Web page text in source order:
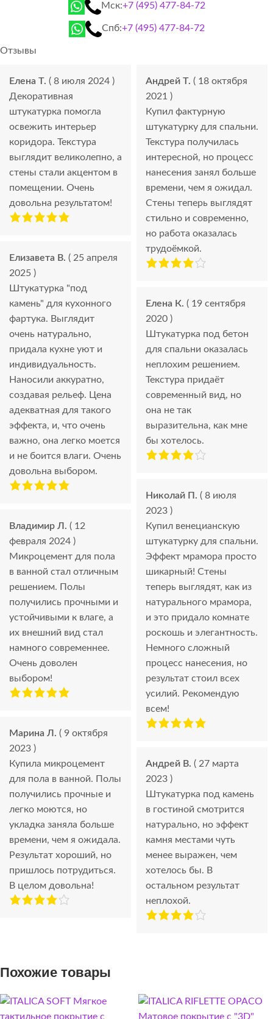
Мск:+7 (495) 477-84-72
Спб:+7 (495) 477-84-72
Отзывы
Елена Т. ( 8 июля 2024 )
Декоративная
штукатурка помогла
освежить интерьер
коридора. Текстура
выглядит великолепно, а
стены стали акцентом в
помещении. Очень
довольна результатом!
Елизавета В. ( 25 апреля
2025 )
Штукатурка "под
камень" для кухонного
фартука. Выглядит
очень натурально,
придала кухне уют и
индивидуальность.
Наносили аккуратно,
создавая рельеф. Цена
адекватная для такого
эффекта, и, что очень
важно, она легко моется
и не боится влаги. Очень
довольна выбором.
Владимир Л. ( 12
февраля 2024 )
Микроцемент для пола
в ванной стал отличным
решением. Полы
получились прочными и
устойчивыми к влаге, а
их внешний вид стал
намного современнее.
Очень доволен
выбором!
Марина Л. ( 9 октября
2023 )
Купила микроцемент
для пола в ванной. Полы
получились прочные и
легко моются, но
укладка заняла больше
времени, чем я ожидала.
Результат хороший, но
пришлось потрудиться.
В целом довольна!
Андрей Т. ( 18 октября
2021 )
Купил фактурную
штукатурку для спальни.
Текстура получилась
интересной, но процесс
нанесения занял больше
времени, чем я ожидал.
Стены теперь выглядят
стильно и современно,
но работа оказалась
трудоёмкой.
Елена К. ( 19 сентября
2020 )
Штукатурка под бетон
для спальни оказалась
неплохим решением.
Текстура придаёт
современный вид, но
она не так
выразительна, как мне
бы хотелось.
Николай П. ( 8 июля
2023 )
Купил венецианскую
штукатурку для спальни.
Эффект мрамора просто
шикарный! Стены
теперь выглядят, как из
натурального мрамора,
и это придало комнате
роскошь и элегантность.
Немного сложный
процесс нанесения, но
результат стоил всех
усилий. Рекомендую
всем!
Андрей В. ( 27 марта
2023 )
Штукатурка под камень
в гостиной смотрится
натурально, но эффект
камня местами чуть
менее выражен, чем
хотелось бы. В
остальном результат
неплохой.
Похожие товары